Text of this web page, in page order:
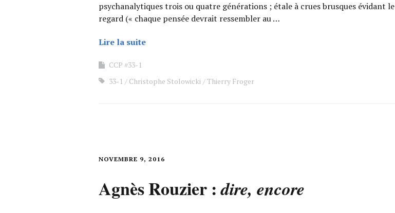
psychanalytiques trois ou quatre générations ; étale à crues brusques évidant le
regard (« chaque pensée devrait ressembler au …
Lire la suite
CCP #33-1
33-1
Christophe Stolowicki Thierry Froger
NOVEMBRE 9, 2016
Agnès Rouzier :dire, encore